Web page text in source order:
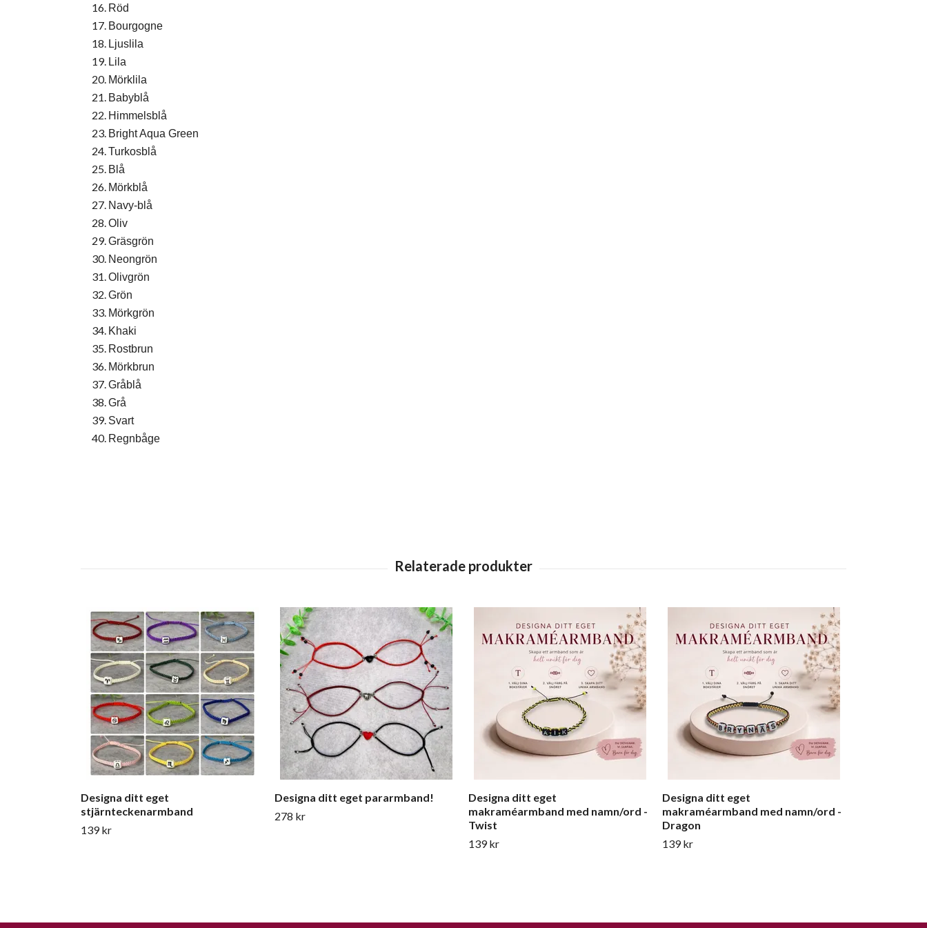
Röd
Bourgogne
Ljuslila
Lila
Mörklila
Babyblå
Himmelsblå
Bright Aqua Green
Turkosblå
Blå
Mörkblå
Navy-blå
Oliv
Gräsgrön
Neongrön
Olivgrön
Grön
Mörkgrön
Khaki
Rostbrun
Mörkbrun
Gråblå
Grå
Svart
Regnbåge
​​​​Designa ditt eget
stjärnteckenarmband
139 kr
Designa ditt eget pararmband!
278 kr
Designa ditt eget
makraméarmband med namn/ord -
Twist
139 kr
Designa ditt eget
makraméarmband med namn/ord -
Dragon
139 kr